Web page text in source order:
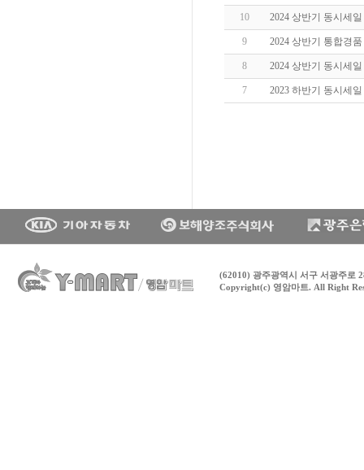
10 2024 상반기 동시세
9 2024 상반기 통합경
8 2024 상반기 동시세
7 2023 하반기 동시세
(62010) 광주광역시 서구 서광주로
Copyright(c) 영암마트. All Right